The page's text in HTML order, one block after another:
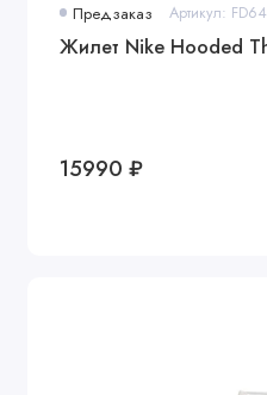
Предзаказ Артикул:
Жилет Nike Hooded
15990 ₽